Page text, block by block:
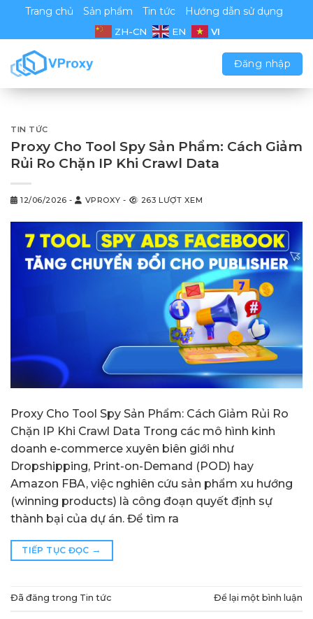
Chuyển
nội
dung
Trang chủ Sản phẩm Tin tức Hướng dẫn sử dụng
ZH-CN EN VI
Đăng nhập
TIN TỨC
Proxy Cho Tool Spy Sản Phẩm: Cách Giảm
Rủi Ro Chặn IP Khi Crawl Data
12/06/2026 - VPROXY - 263 LƯỢT XEM
Proxy Cho Tool Spy Sản Phẩm: Cách Giảm Rủi Ro
Chặn IP Khi Crawl Data Trong các mô hình kinh
doanh e-commerce xuyên biên giới như
Dropshipping, Print-on-Demand (POD) hay
Amazon FBA, việc nghiên cứu sản phẩm xu hướng
(winning products) là công đoạn quyết định sự
thành bại của dự án. Để tìm ra
TIẾP TỤC ĐỌC →
Đã đăng trong Tin tức Để lại một bình luận